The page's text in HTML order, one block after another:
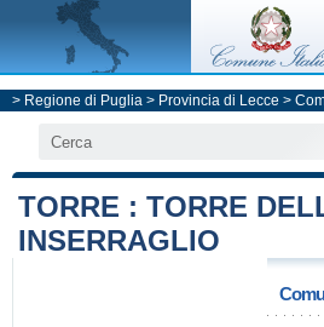
> Regione di Puglia> Provincia di Lecce >
TORRE : TORRE
INSERRAGLIO